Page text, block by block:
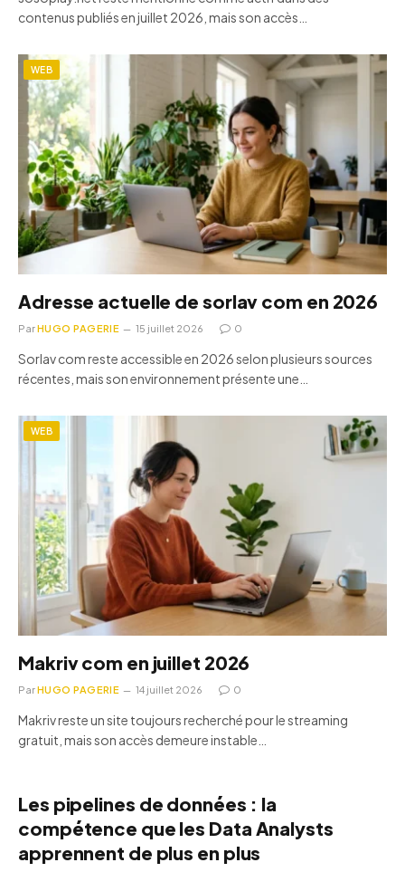
contenus publiés en juillet 2026, mais son accès…
WEB
Adresse actuelle de sorlav com en 2026
ParHUGO PAGERIE 15 juillet 2026 0
Sorlav com reste accessible en 2026 selon plusieurs sources
récentes, mais son environnement présente une…
WEB
Makriv com en juillet 2026
ParHUGO PAGERIE 14 juillet 2026 0
Makriv reste un site toujours recherché pour le streaming
gratuit, mais son accès demeure instable…
Les pipelines de données : la
compétence que les Data Analysts
apprennent de plus en plus